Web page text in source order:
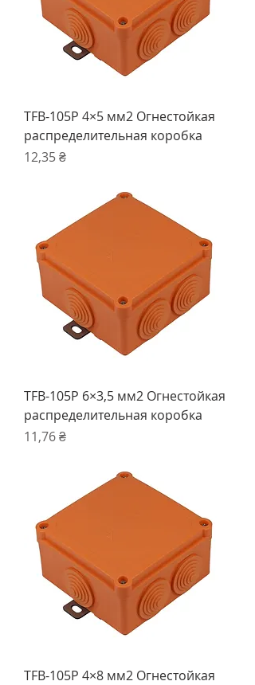
TFB-105P 4×5 мм2 Огнестойкая
распределительная коробка
Ціна
12,35 ₴
TFB-105P 6×3,5 мм2 Огнестойкая
распределительная коробка
Ціна
11,76 ₴
TFB-105P 4×8 мм2 Огнестойкая